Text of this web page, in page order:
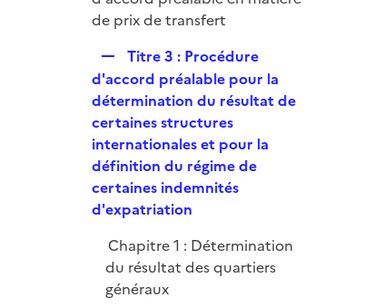
r
p
e
r
de prix de transfert
e
p
l
i
e
r
Titre 3 : Procédure
d'accord préalable pour la
détermination du résultat de
certaines structures
internationales et pour la
définition du régime de
certaines indemnités
d'expatriation
Chapitre 1 : Détermination
du résultat des quartiers
généraux